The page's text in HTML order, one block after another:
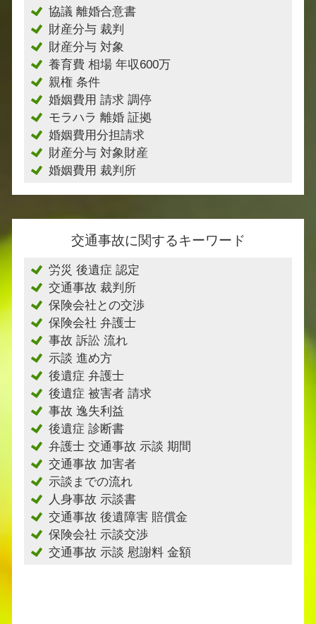
協議 離婚合意書
財産分与 裁判
財産分与 対象
養育費 相場 年収600万
親権 条件
婚姻費用 請求 調停
モラハラ 離婚 証拠
婚姻費用分担請求
財産分与 対象財産
婚姻費用 裁判所
交通事故に関するキーワード
労災 後遺症 認定
交通事故 裁判所
保険会社との交渉
保険会社 弁護士
事故 訴訟 流れ
示談 進め方
後遺症 弁護士
後遺症 被害者 請求
事故 逸失利益
後遺症 診断書
弁護士 交通事故 示談 期間
交通事故 加害者
示談までの流れ
人身事故 示談書
交通事故 後遺障害 賠償金
保険会社 示談交渉
交通事故 示談 慰謝料 金額